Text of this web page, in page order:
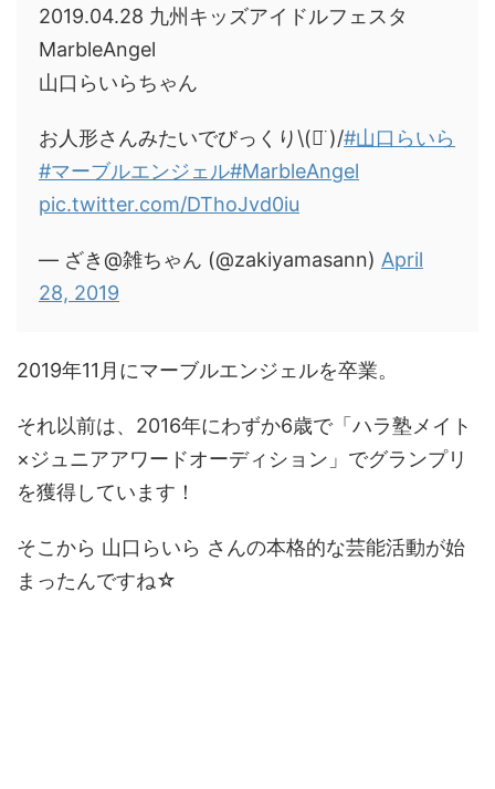
2019.04.28 九州キッズアイドルフェスタ
MarbleAngel
山口らいらちゃん
お人形さんみたいでびっくり\(ᯅ̈ )/#山口らいら
#マーブルエンジェル#MarbleAngel
pic.twitter.com/DThoJvd0iu
— ざき@雑ちゃん (@zakiyamasann) April
28, 2019
2019年11月にマーブルエンジェルを卒業。
それ以前は、2016年にわずか6歳で「ハラ塾メイト
×ジュニアアワードオーディション」でグランプリ
を獲得しています！
そこから 山口らいら さんの本格的な芸能活動が始
まったんですね☆